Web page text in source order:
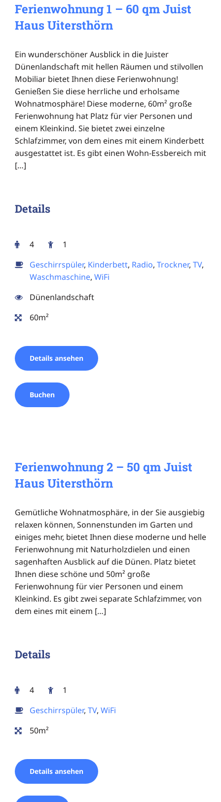
Ferienwohnung 1 – 60 qm Juist
Haus Uitersthörn
Ein wunderschöner Ausblick in die Juister
Dünenlandschaft mit hellen Räumen und stilvollen
Mobiliar bietet Ihnen diese Ferienwohnung!
Genießen Sie diese herrliche und erholsame
Wohnatmosphäre! Diese moderne, 60m² große
Ferienwohnung hat Platz für vier Personen und
einem Kleinkind. Sie bietet zwei einzelne
Schlafzimmer, von dem eines mit einem Kinderbett
ausgestattet ist. Es gibt einen Wohn-Essbereich mit
[…]
Details
4
1
Geschirrspüler, Kinderbett, Radio, Trockner, TV,
Waschmaschine, WiFi
Dünenlandschaft
60m²
Details ansehen
Buchen
Ferienwohnung 2 – 50 qm Juist
Haus Uitersthörn
Gemütliche Wohnatmosphäre, in der Sie ausgiebig
relaxen können, Sonnenstunden im Garten und
einiges mehr, bietet Ihnen diese moderne und helle
Ferienwohnung mit Naturholzdielen und einen
sagenhaften Ausblick auf die Dünen. Platz bietet
Ihnen diese schöne und 50m² große
Ferienwohnung für vier Personen und einem
Kleinkind. Es gibt zwei separate Schlafzimmer, von
dem eines mit einem […]
Details
4
1
Geschirrspüler, TV, WiFi
50m²
Details ansehen